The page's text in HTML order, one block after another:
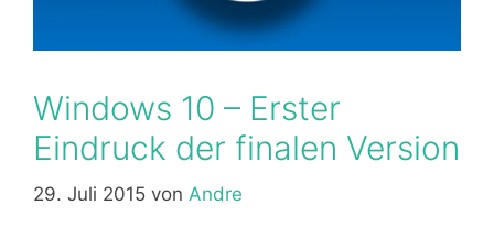
Windows 10 – Erster
Eindruck der finalen Version
29. Juli 2015 von Andre